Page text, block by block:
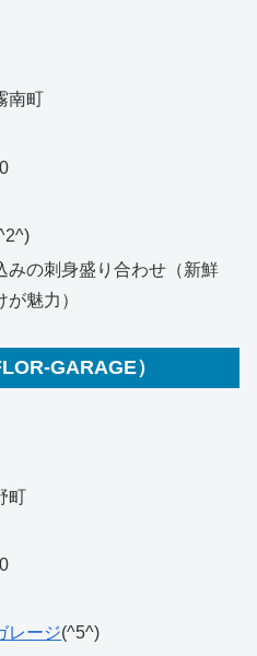
町
みの刺身盛り合わせ（新鮮
魅力）
GARAGE）
町
レージ(^5^)